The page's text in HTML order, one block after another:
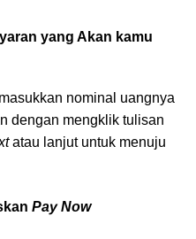
yang Akan kamu
nominal uangnya
dengan mengklik tulisan
atau lanjut untuk menuju
Pay Now